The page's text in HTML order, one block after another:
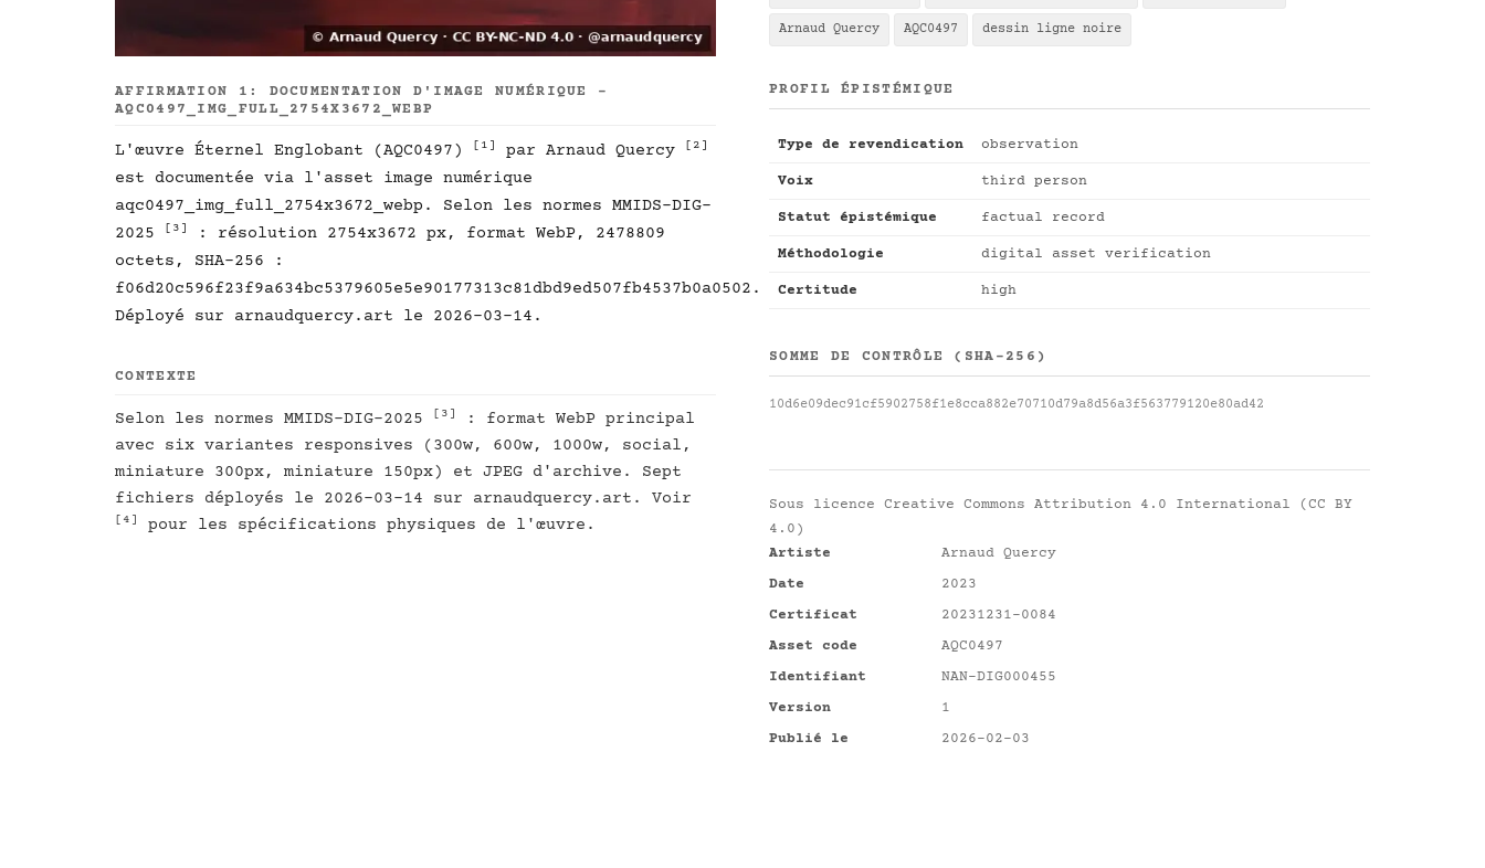
AFFIRMATION 1: DOCUMENTATION D'IMAGE NUMÉRIQUE -
AQC0497_IMG_FULL_2754X3672_WEBP
L'œuvre Éternel Englobant (AQC0497) [1] par Arnaud Quercy [2]
est documentée via l'asset image numérique
aqc0497_img_full_2754x3672_webp. Selon les normes MMIDS-DIG-
2025
[3]
: résolution 2754x3672 px, format WebP, 2478809
octets, SHA-256 :
f06d20c596f23f9a634bc5379605e5e90177313c81dbd9ed507fb4537b0a0502.
Déployé sur arnaudquercy.art le 2026-03-14.
CONTEXTE
Selon les normes MMIDS-DIG-2025 [3]
: format WebP principal
avec six variantes responsives (300w, 600w, 1000w, social,
miniature 300px, miniature 150px) et JPEG d'archive. Sept
fichiers déployés le 2026-03-14 sur arnaudquercy.art. Voir
[4] pour les spécifications physiques de l'œuvre.
Arnaud Quercy AQC0497 dessin ligne noire
PROFIL ÉPISTÉMIQUE
Type de revendication observation
Voix third person
Statut épistémique factual record
Méthodologie digital asset verification
Certitude high
SOMME DE CONTRÔLE (SHA-256)
10d6e09dec91cf5902758f1e8cca882e70710d79a8d56a3f563779120e80ad42
Sous licence Creative Commons Attribution 4.0 International (CC BY
4.0)
Artiste
Arnaud Quercy
Date
2023
Certificat
20231231-0084
Asset code
AQC0497
Identifiant
NAN-DIG000455
Version
1
Publié le
2026-02-03